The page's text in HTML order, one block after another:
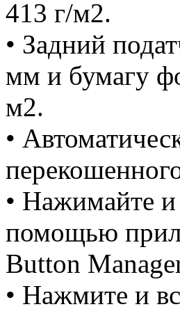
413 г/м2.
• Задний
мм и бумагу
м2.
•
• Нажимайте и
помощью
Button
• Нажмите и